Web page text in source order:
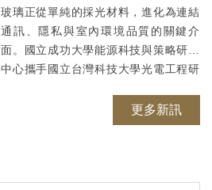
玻璃正從單純的採光材料，進化為連結
通訊、隱私與室內環境品質的關鍵介
面。國立成功大學能源科技與策略研究
中心攜手國立台灣科技大學光電工程研
尖期刊《IEEE Photonics Technology
Letters》發表突破性研發成果，成功開發
2026-01-21
更多新訊